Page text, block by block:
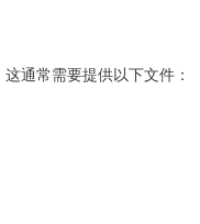
通常需要提供以下文件：